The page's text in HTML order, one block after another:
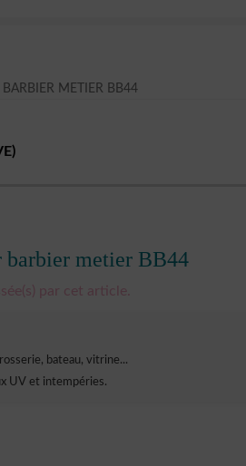
METIER BB44
metier BB44
par cet article.
bateau, vitrine...
UV et intempéries.